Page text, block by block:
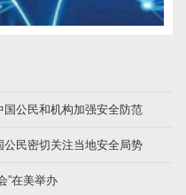
公民和机构加强安全防范
民密切关注当地安全局势
”在美举办